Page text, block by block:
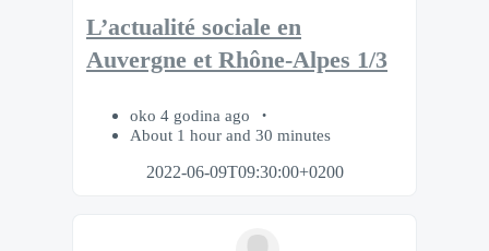
L’actualité sociale en
Auvergne et Rhône-Alpes 1/3
oko 4 godina ago
About 1 hour and 30 minutes
2022-06-09T09:30:00+0200